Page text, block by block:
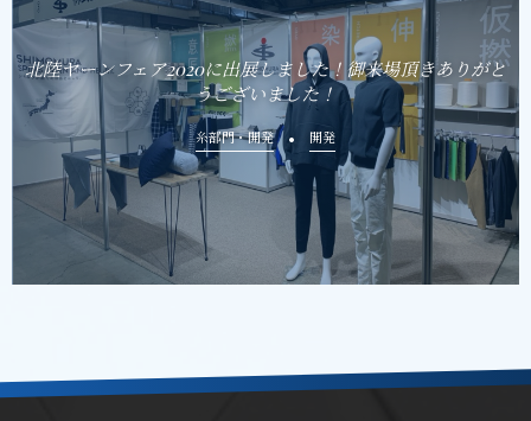
北陸ヤーンフェア2020に出展しました！御来場頂きありがと
うございました！
糸部門・開発 開発